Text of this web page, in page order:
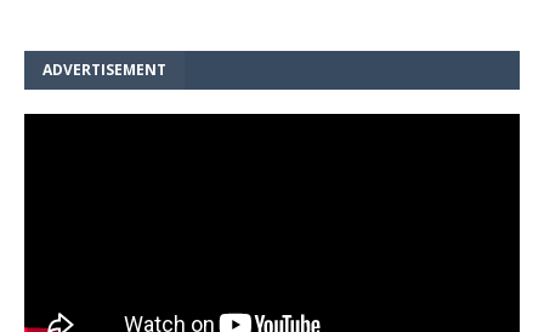
ADVERTISEMENT